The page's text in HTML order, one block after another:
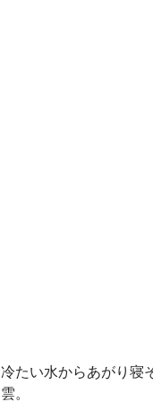
冷たい水からあがり寝
雲。